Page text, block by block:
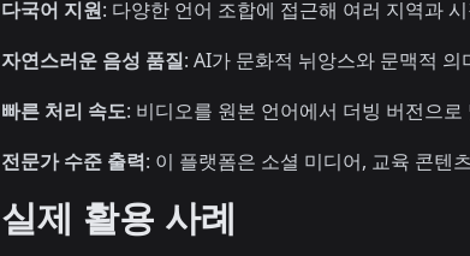
다국어 지원: 다양한 언어 조합에 접근해 여러 지역과
자연스러운 음성 품질: AI가 문화적 뉘앙스와 문맥적
빠른 처리 속도: 비디오를 원본 언어에서 더빙 버전으
전문가 수준 출력: 이 플랫폼은 소셜 미디어, 교육 콘텐
실제 활용 사례